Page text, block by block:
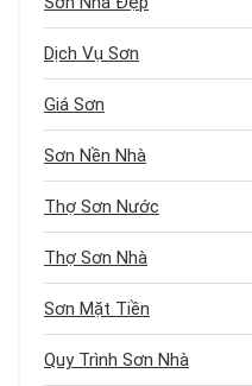
Dịch Vụ Sơn
Giá Sơn
Sơn Nền Nhà
Thợ Sơn Nước
Thợ Sơn Nhà
Sơn Mặt Tiền
Quy Trình Sơn Nhà